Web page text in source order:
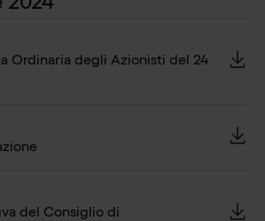
Ordinaria degli Azionisti del 24
del Consiglio di